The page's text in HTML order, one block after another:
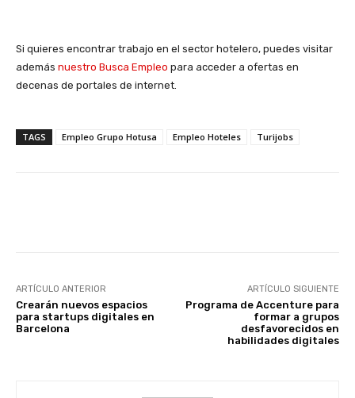
Si quieres encontrar trabajo en el sector hotelero, puedes visitar
además nuestro Busca Empleo para acceder a ofertas en
decenas de portales de internet.
TAGS Empleo Grupo Hotusa Empleo Hoteles Turijobs
ARTÍCULO ANTERIOR
Crearán nuevos espacios
para startups digitales en
Barcelona
ARTÍCULO SIGUIENTE
Programa de Accenture para
formar a grupos
desfavorecidos en
habilidades digitales